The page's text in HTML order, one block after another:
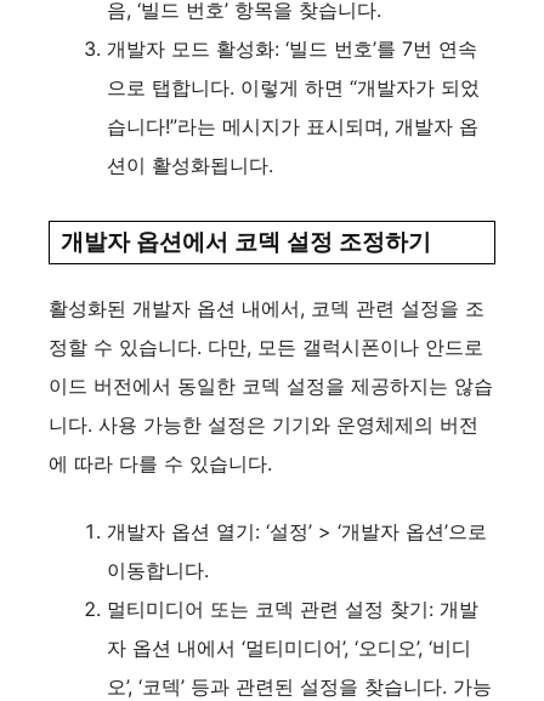
음, ‘빌드 번호’ 항목을 찾습니다.
개발자 모드 활성화: ‘빌드 번호’를 7번 연속
으로 탭합니다. 이렇게 하면 “개발자가 되었
습니다!”라는 메시지가 표시되며, 개발자 옵
션이 활성화됩니다.
개발자 옵션에서 코덱 설정 조정하기
활성화된 개발자 옵션 내에서, 코덱 관련 설정을 조
정할 수 있습니다. 다만, 모든 갤럭시폰이나 안드로
이드 버전에서 동일한 코덱 설정을 제공하지는 않습
니다. 사용 가능한 설정은 기기와 운영체제의 버전
에 따라 다를 수 있습니다.
개발자 옵션 열기: ‘설정’ > ‘개발자 옵션’으로
이동합니다.
멀티미디어 또는 코덱 관련 설정 찾기: 개발
자 옵션 내에서 ‘멀티미디어’, ‘오디오’, ‘비디
오’, ‘코덱’ 등과 관련된 설정을 찾습니다. 가능